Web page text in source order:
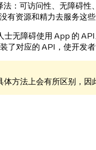
法：可访问性、无障碍
有资源和精力去服务这
无障碍使用 App 的
了对应的 API，使开发
方法上会有所区别，